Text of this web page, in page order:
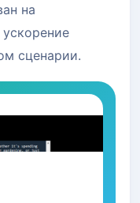
на
сценарии.